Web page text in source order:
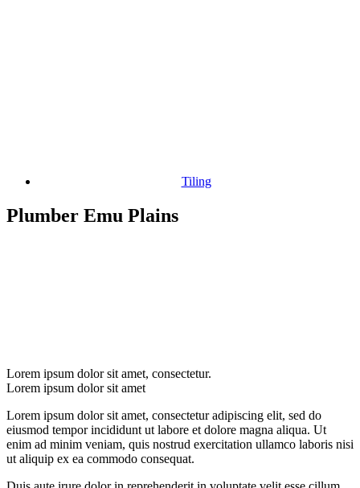
Tiling
Plumber Emu Plains
Lorem ipsum dolor sit amet, consectetur.
Lorem ipsum dolor sit amet
Lorem ipsum dolor sit amet, consectetur adipiscing elit, sed do
eiusmod tempor incididunt ut labore et dolore magna aliqua. Ut
enim ad minim veniam, quis nostrud exercitation ullamco laboris nisi
ut aliquip ex ea commodo consequat.